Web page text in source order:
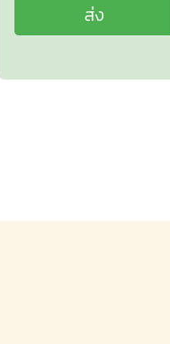
ส่ง